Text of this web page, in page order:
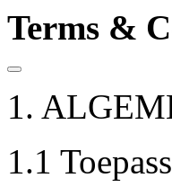
Terms &
1.
1.1